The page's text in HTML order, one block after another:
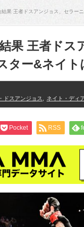
結果 王者ドスアンジョス、セラー
果 王者ドス
ター&ネイト
ドスアンジョス ネイト・ディ
Pocket RSS